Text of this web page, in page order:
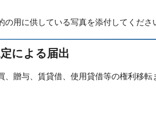
の用に供している写真を添付してくださ
による届出
、贈与、賃貸借、使用貸借等の権利移